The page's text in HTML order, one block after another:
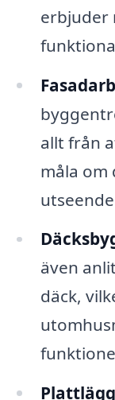
erbjuder
allt från
måla om
även
däck,